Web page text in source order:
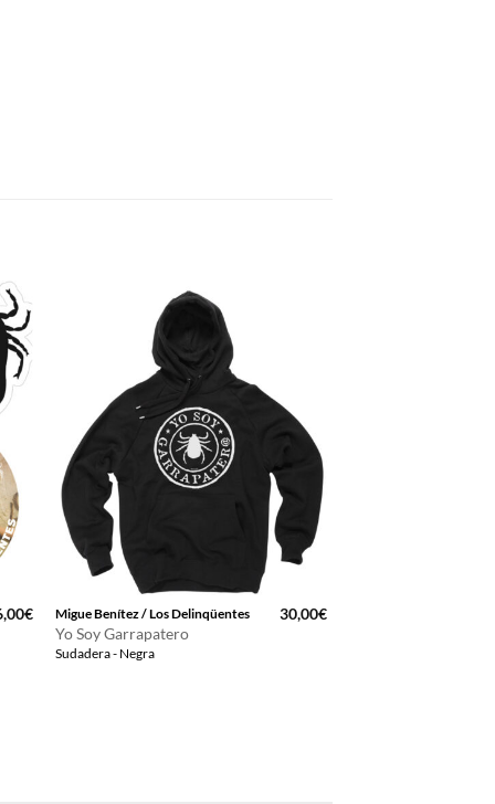
€ Migue Benítez / Los Delinqüentes
Yo Soy Garrapatero
Sudadera - Negra
30,00€